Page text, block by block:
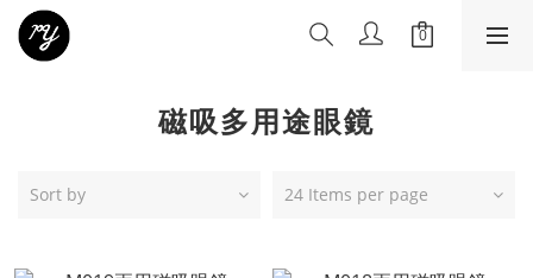
磁吸多用途眼鏡
Sort by 24 Items per page